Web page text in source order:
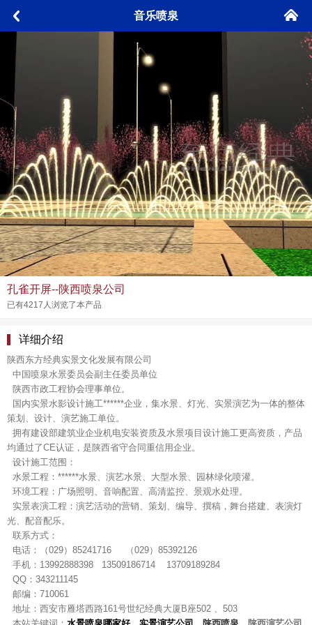
󰅮 音乐喷泉 󰄫
孔雀开屏--陕西喷泉公司
已有4217人浏览了本产品
详细介绍
陕西东方经典实景文化发展有限公司
中国喷泉水景委员会副主任委员单位
陕西市政工程协会理事单位。
国内实景水影设计施工******企业，集水景、灯光、实景演艺为一体的整体
策划、设计、演艺施工单位。
拥有建设部建筑业企业机电安装资质及水景项目设计施工更高资质，产品
均通过了CE认证，是陕西省守合同重信用企业。
设计施工范围：
水景工程：******水景、演艺水景、大型水景、园林绿化喷灌。
环境工程：广场照明、音响配置、高清监控、景观水处理。
实景表演工程：演艺活动的营销、策划、编导、撰稿，舞台搭建、表演灯
光、配音配乐。
联系方式：
电话：（029）85241716 （029）85392126
手机：13992888398 13509186714 13709189284
QQ：343211145
邮编：710061
地址：西安市雁塔西路161号世纪经典大厦B座502 、503